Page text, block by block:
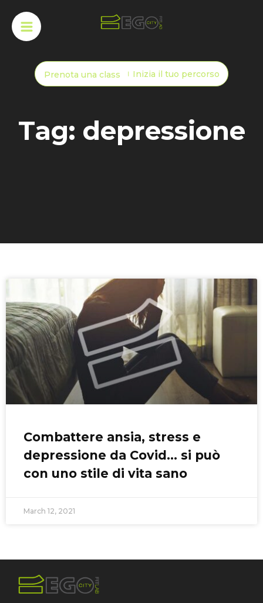
Prenota una class Inizia il tuo percorso
Tag: depressione
Combattere ansia, stress e
depressione da Covid… si può
con uno stile di vita sano
March 12, 2021